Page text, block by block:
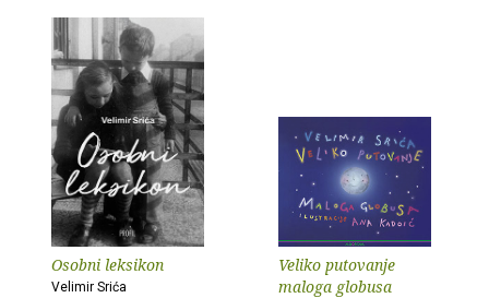
Osobni leksikon
Velimir Srića
Veliko putovanje
maloga globusa